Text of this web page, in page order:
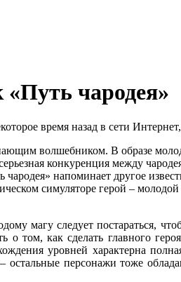
чародея»
время назад в сети
волшебником. В образе
конкуренция между
напоминает другое
симуляторе герой –
магу следует постараться,
о том, как сделать главного
уровней характерна
остальные персонажи тоже